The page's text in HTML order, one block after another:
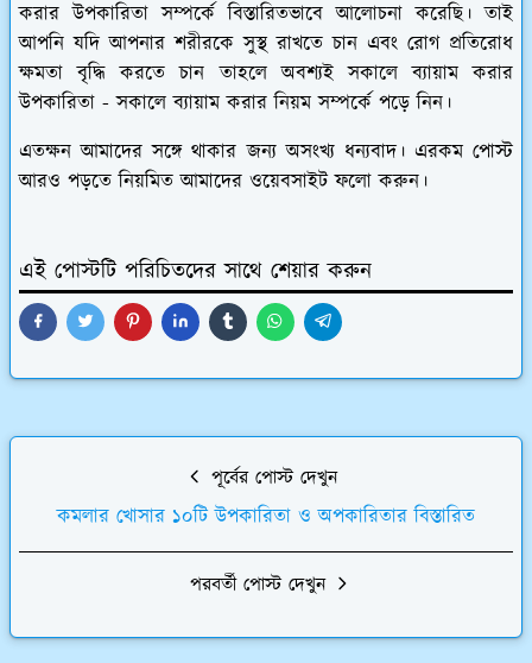
করার উপকারিতা সম্পর্কে বিস্তারিতভাবে আলোচনা করেছি। তাই
আপনি যদি আপনার শরীরকে সুস্থ রাখতে চান এবং রোগ প্রতিরোধ
ক্ষমতা বৃদ্ধি করতে চান তাহলে অবশ্যই সকালে ব্যায়াম করার
উপকারিতা - সকালে ব্যায়াম করার নিয়ম সম্পর্কে পড়ে নিন।
এতক্ষন আমাদের সঙ্গে থাকার জন্য অসংখ্য ধন্যবাদ। এরকম পোস্ট
আরও পড়তে নিয়মিত আমাদের ওয়েবসাইট ফলো করুন।
এই পোস্টটি পরিচিতদের সাথে শেয়ার করুন
পূর্বের পোস্ট দেখুন
কমলার খোসার ১০টি উপকারিতা ও অপকারিতার বিস্তারিত
পরবর্তী পোস্ট দেখুন